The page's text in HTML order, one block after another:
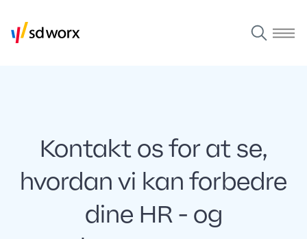
Kontakt os for at se,
hvordan vi kan forbedre
dine HR - og